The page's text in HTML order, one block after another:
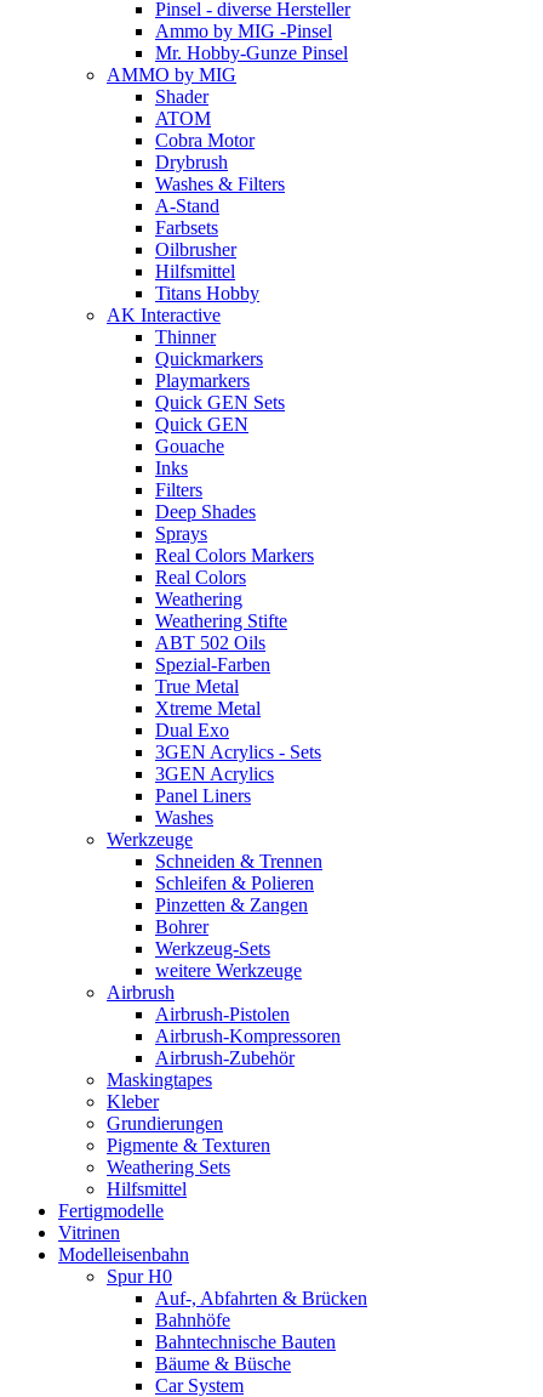
Pinsel - diverse Hersteller
Ammo by MIG -Pinsel
Mr. Hobby-Gunze Pinsel
AMMO by MIG
Shader
ATOM
Cobra Motor
Drybrush
Washes & Filters
A-Stand
Farbsets
Oilbrusher
Hilfsmittel
Titans Hobby
AK Interactive
Thinner
Quickmarkers
Playmarkers
Quick GEN Sets
Quick GEN
Gouache
Inks
Filters
Deep Shades
Sprays
Real Colors Markers
Real Colors
Weathering
Weathering Stifte
ABT 502 Oils
Spezial-Farben
True Metal
Xtreme Metal
Dual Exo
3GEN Acrylics - Sets
3GEN Acrylics
Panel Liners
Washes
Werkzeuge
Schneiden & Trennen
Schleifen & Polieren
Pinzetten & Zangen
Bohrer
Werkzeug-Sets
weitere Werkzeuge
Airbrush
Airbrush-Pistolen
Airbrush-Kompressoren
Airbrush-Zubehör
Maskingtapes
Kleber
Grundierungen
Pigmente & Texturen
Weathering Sets
Hilfsmittel
Fertigmodelle
Vitrinen
Modelleisenbahn
Spur H0
Auf-, Abfahrten & Brücken
Bahnhöfe
Bahntechnische Bauten
Bäume & Büsche
Car System